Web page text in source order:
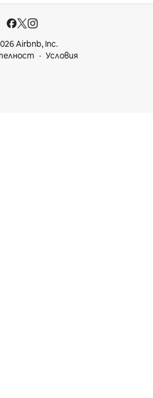
Airbnb, Inc.
Условия